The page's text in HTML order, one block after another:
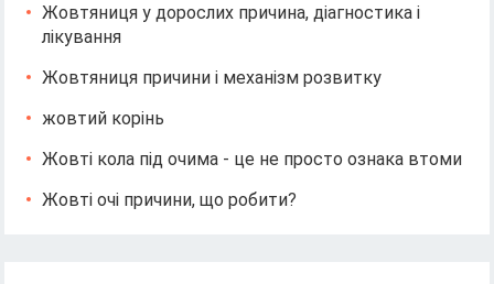
Жовтяниця у дорослих причина, діагностика і
лікування
Жовтяниця причини і механізм розвитку
жовтий корінь
Жовті кола під очима - це не просто ознака втоми
Жовті очі причини, що робити?